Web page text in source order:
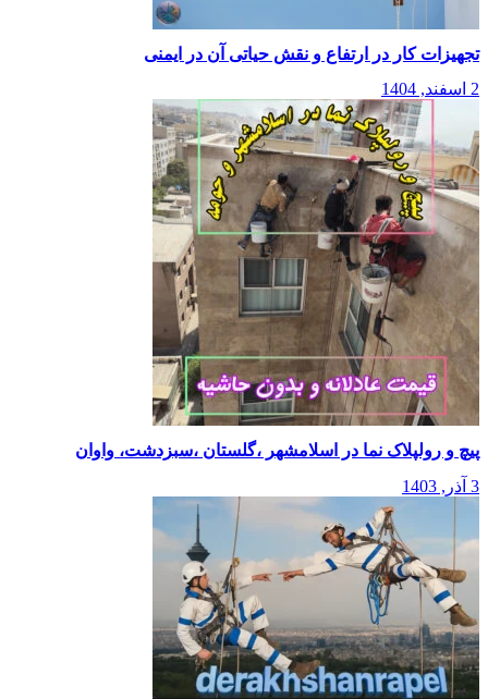
تجهیزات کار در ارتفاع و نقش حیاتی آن در ایمنی
2 اسفند, 1404
پیچ و رولپلاک نما در اسلامشهر ،گلستان ،سبزدشت، واوان
3 آذر, 1403